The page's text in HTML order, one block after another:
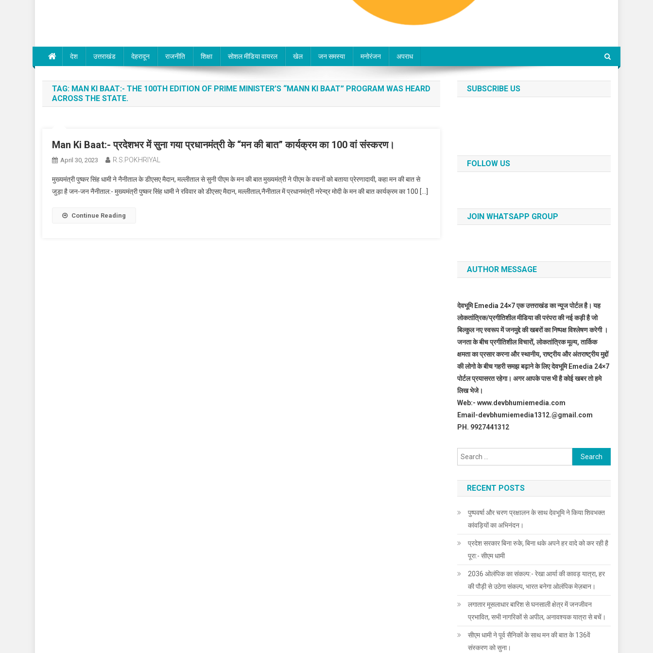
देश उत्तराखंड देहरादून राजनीति शिक्षा सोशल मीडिया वायरल खेल जन समस्या मनोरंजन अपराध
TAG: MAN KI BAAT:- THE 100TH EDITION OF PRIME MINISTER’S “MANN KI BAAT” PROGRAM WAS HEARD
ACROSS THE STATE.
Man Ki Baat:- प्रदेशभर में सुना गया प्रधानमंत्री के “मन की बात” कार्यक्रम का 100 वां संस्करण।
April 30, 2023 R.S.POKHRIYAL
मुख्यमंत्री पुष्कर सिंह धामी ने नैनीताल के डीएसए मैदान, मल्लीताल से सुनी पीएम के मन की बात मुख्यमंत्री ने पीएम के वचनों को बताया प्रेरणादायी, कहा मन की बात से
जुड़ा है जन-जन नैनीताल:- मुख्यमंत्री पुष्कर सिंह धामी ने रविवार को डीएसए मैदान, मल्लीताल,नैनीताल में प्रधानमंत्री नरेन्द्र मोदी के मन की बात कार्यक्रम का 100 […]
Continue Reading
SUBSCRIBE US
FOLLOW US
JOIN WHATSAPP GROUP
AUTHOR MESSAGE
देवभूमि Emedia 24×7 एक उत्तराखंड का न्यूज पोर्टल है। यह
लोकतांत्रिक/प्रगीतिशील मीडिया की परंपरा की नई कड़ी है जो
बिल्कुल नए स्वरूप में जनमुद्दे की खबरों का निष्पक्ष विश्लेषण करेगी ।
जनता के बीच प्रगीतिशील विचारों, लोकतांत्रिक मूल्य, तार्किक
क्षमता का प्रसार करना और स्थानीय, राष्ट्रीय और अंतराष्ट्रीय मुद्दों
की लोगो के बीच गहरी समझ बढ़ाने के लिए देवभूमि Emedia 24×7
पोर्टल प्रयासरत रहेगा। अगर आपके पास भी है कोई खबर तो हमे
लिख भेजे।
Web:- www.devbhumiemedia.com
Email-devbhumiemedia1312.@gmail.com
PH. 9927441312
Search
for:
RECENT POSTS
पुष्पवर्षा और चरण प्रक्षालन के साथ देवभूमि ने किया शिवभक्त
कांवड़ियों का अभिनंदन।
प्रदेश सरकार बिना रुके, बिना थके अपने हर वादे को कर रही है
पूरा:- सीएम धामी
2036 ओलंपिक का संकल्प:- रेखा आर्या की कावड़ यात्रा, हर
की पौड़ी से उठेगा संकल्प, भारत बनेगा ओलंपिक मेज़बान।
लगातार मूसलाधार बारिश से घनसाली क्षेत्र में जनजीवन
प्रभावित, सभी नागरिकों से अपील, अनावश्यक यात्रा से बचें।
सीएम धामी ने पूर्व सैनिकों के साथ मन की बात के 136वें
संस्करण को सुना।